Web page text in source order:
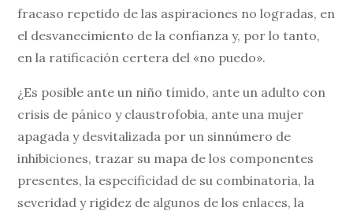
fracaso repetido de las aspiraciones no logradas, en
el desvanecimiento de la confianza y, por lo tanto,
en la ratificación certera del «no puedo».
¿Es posible ante un niño tímido, ante un adulto con
crisis de pánico y claustrofobia, ante una mujer
apagada y desvitalizada por un sinnúmero de
inhibiciones, trazar su mapa de los componentes
presentes, la especificidad de su combinatoria, la
severidad y rigidez de algunos de los enlaces, la